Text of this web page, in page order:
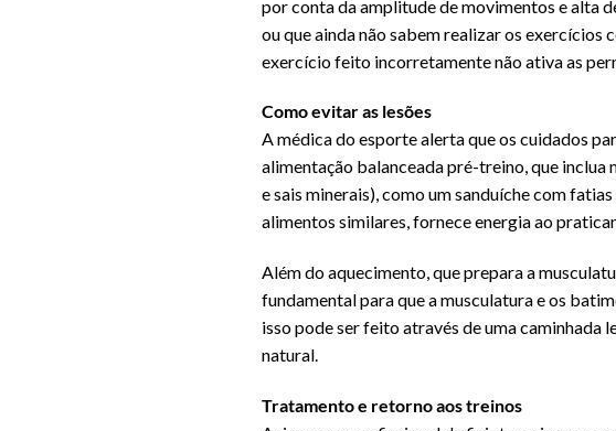
por conta da amplitude de movimentos e alta
ou que ainda não sabem realizar os exercícios
exercício feito incorretamente não ativa as
Como evitar as lesões
A médica do esporte alerta que os cuidados
alimentação balanceada pré-treino, que
e sais minerais), como um sanduíche com
alimentos similares, fornece energia ao
Além do aquecimento, que prepara a
fundamental para que a musculatura e os
isso pode ser feito através de uma caminhada
natural.
Tratamento e retorno aos treinos